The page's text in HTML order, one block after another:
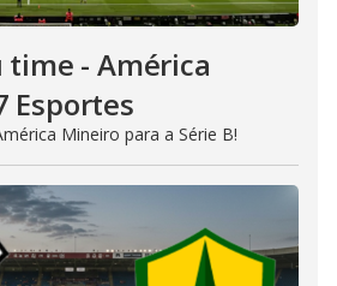
time - América
Esportes
Mineiro para a Série B!